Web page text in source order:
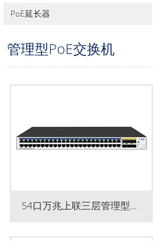
PoE延长器
管理型PoE交换机
54口万兆上联三层管理型PoE...